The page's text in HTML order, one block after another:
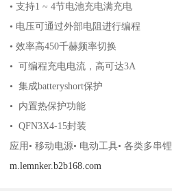
• 支持1 ~ 4节电池充电满充电
• 电压可通过外部电阻进行编程
• 效率高450千赫频率切换
• 可编程充电电流，高可达3A
• 集成batteryshort保护
• 内置热保护功能
• QFN3X4-15封装
应用• 移动电源• 电动工具• 各类多串
m.lemnker.b2b168.com